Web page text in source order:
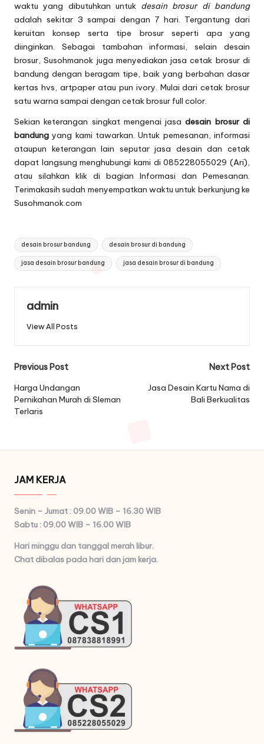
waktu yang dibutuhkan untuk desain brosur di bandung
adalah sekitar 3 sampai dengan 7 hari. Tergantung dari
keruitan konsep serta tipe brosur seperti apa yang
diinginkan. Sebagai tambahan informasi, selain desain
brosur, Susohmanok juga menyediakanjasa cetak brosur di
bandung dengan beragam tipe, baik yang berbahan dasar
kertas hvs, artpaper atau pun ivory. Mulai dari cetak brosur
satu warna sampai dengan cetak brosur full color.
Sekian keterangan singkat mengenai jasadesain brosur di
bandung yang kami tawarkan.Untuk pemesanan, informasi
ataupun keterangan lain seputar jasa desain dan cetak
dapat langsung menghubungi kami di 085228055029 (Ari),
atau silahkan klik di bagian Informasi dan Pemesanan.
Terimakasih sudah menyempatkan waktu untuk berkunjung ke
Susohmanok.com
Tags:
desain brosur bandung desain brosur di bandung
jasa desain brosur bandung jasa desain brosur di bandung
admin
View All Posts
Post
navigation
Previous Post
Harga Undangan
Pernikahan Murah di Sleman
Terlaris
Next Post
Jasa Desain Kartu Nama di
Bali Berkualitas
JAM KERJA
Senin – Jumat : 09.00 WIB – 16.30 WIB
Sabtu : 09.00 WIB – 16.00 WIB
Hari minggu dan tanggal merah libur.
Chat dibalas pada hari dan jam kerja.